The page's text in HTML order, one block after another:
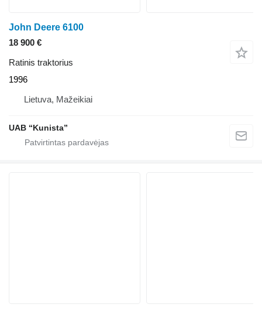
John Deere 6100
18 900 €
Ratinis traktorius
1996
Lietuva, Mažeikiai
UAB “Kunista”